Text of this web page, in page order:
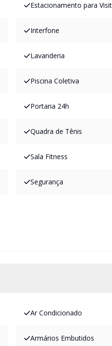
Estacionamento para
Interfone
Lavanderia
Piscina Coletiva
Portaria 24h
Quadra de Tênis
Sala Fitness
Segurança
Ar Condicionado
Armários Embutidos